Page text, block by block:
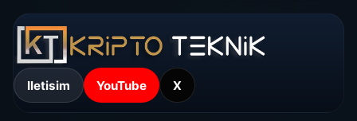
Iletisim YouTube X